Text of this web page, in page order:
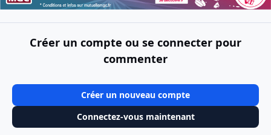
Créer un compte ou se connecter pour
commenter
Créer un nouveau compte
Connectez-vous maintenant